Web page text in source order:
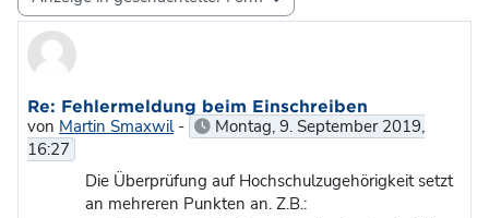
Re: Fehlermeldung beim Einschreiben
von Martin Smaxwil-
Montag, 9. September 2019,
16:27
Die Überprüfung auf Hochschulzugehörigkeit setzt
an mehreren Punkten an. Z.B.: